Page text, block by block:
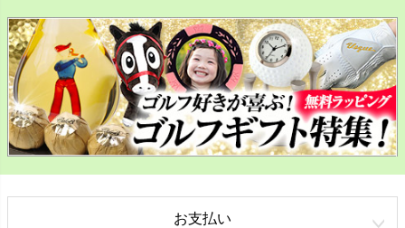
お支払い